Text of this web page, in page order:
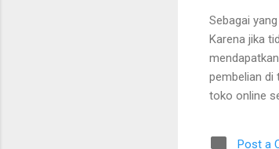
Sebagai
Karena jika
pembelian di
toko online
Post a